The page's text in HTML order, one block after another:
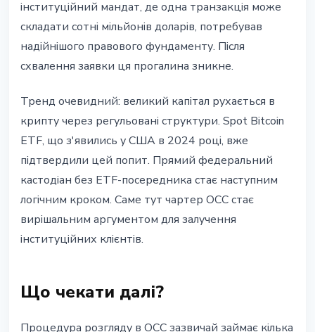
інституційний мандат, де одна транзакція може
складати сотні мільйонів доларів, потребував
надійнішого правового фундаменту. Після
схвалення заявки ця прогалина зникне.
Тренд очевидний: великий капітал рухається в
крипту через регульовані структури. Spot Bitcoin
ETF, що з'явились у США в 2024 році, вже
підтвердили цей попит. Прямий федеральний
кастодіан без ETF-посередника стає наступним
логічним кроком. Саме тут чартер OCC стає
вирішальним аргументом для залучення
інституційних клієнтів.
Що чекати далі?
Процедура розгляду в OCC зазвичай займає кілька